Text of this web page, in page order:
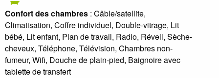
Confort des chambres : Câble/satellite,
Climatisation, Coffre individuel, Double-vitrage, Lit
bébé, Lit enfant, Plan de travail, Radio, Réveil, Sèche-
cheveux, Téléphone, Télévision, Chambres non-
fumeur, Wifi, Douche de plain-pied, Baignoire avec
tablette de transfert